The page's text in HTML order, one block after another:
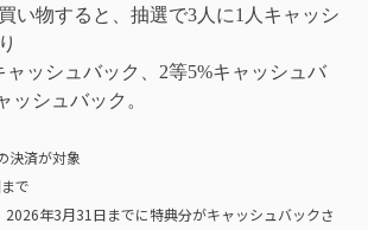
い物すると、抽選で3人に1人キャッシ
ャッシュバック、2等5%キャッシュバ
ッシュバック。
決済が対象
で
2026年3月31日までに特典分がキャッシュバックさ